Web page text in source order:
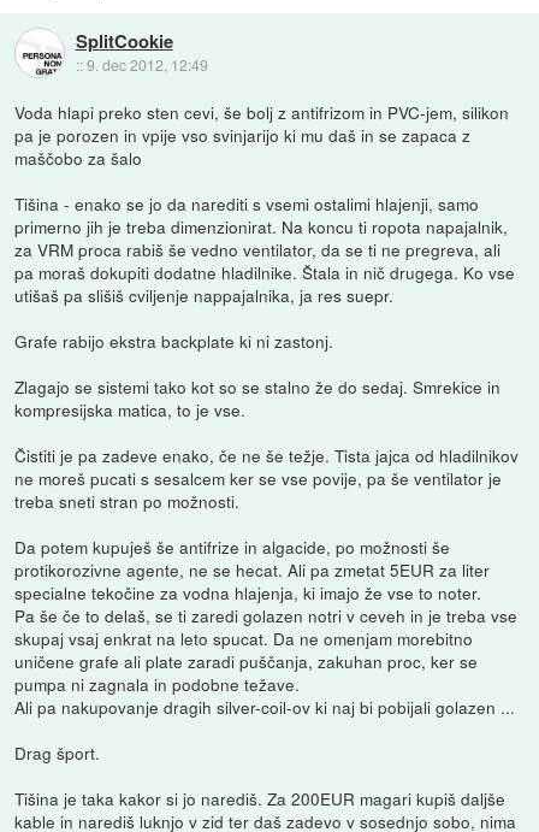
SplitCookie
::9. dec 2012, 12:49
Voda hlapi preko sten cevi, še bolj z antifrizom in PVC-jem, silikon
pa je porozen in vpije vso svinjarijo ki mu daš in se zapaca z
maščobo za šalo
Tišina - enako se jo da narediti s vsemi ostalimi hlajenji, samo
primerno jih je treba dimenzionirat. Na koncu ti ropota napajalnik,
za VRM proca rabiš še vedno ventilator, da se ti ne pregreva, ali
pa moraš dokupiti dodatne hladilnike. Štala in nič drugega. Ko vse
utišaš pa slišiš cviljenje nappajalnika, ja res suepr.
Grafe rabijo ekstra backplate ki ni zastonj.
Zlagajo se sistemi tako kot so se stalno že do sedaj. Smrekice in
kompresijska matica, to je vse.
Čistiti je pa zadeve enako, če ne še težje. Tista jajca od hladilnikov
ne moreš pucati s sesalcem ker se vse povije, pa še ventilator je
treba sneti stran po možnosti.
Da potem kupuješ še antifrize in algacide, po možnosti še
protikorozivne agente, ne se hecat. Ali pa zmetat 5EUR za liter
specialne tekočine za vodna hlajenja, ki imajo že vse to noter.
Pa še če to delaš, se ti zaredi golazen notri v ceveh in je treba vse
skupaj vsaj enkrat na leto spucat. Da ne omenjam morebitno
uničene grafe ali plate zaradi puščanja, zakuhan proc, ker se
pumpa ni zagnala in podobne težave.
Ali pa nakupovanje dragih silver-coil-ov ki naj bi pobijali golazen ...
Drag šport.
Tišina je taka kakor si jo narediš. Za 200EUR magari kupiš daljše
kable in narediš luknjo v zid ter daš zadevo v sosednjo sobo, nima